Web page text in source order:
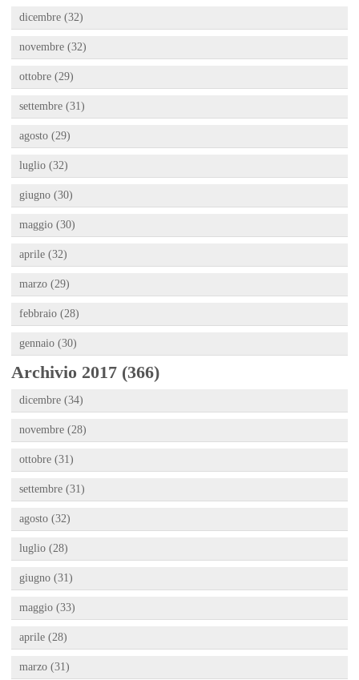
dicembre (32)
novembre (32)
ottobre (29)
settembre (31)
agosto (29)
luglio (32)
giugno (30)
maggio (30)
aprile (32)
marzo (29)
febbraio (28)
gennaio (30)
Archivio 2017 (366)
dicembre (34)
novembre (28)
ottobre (31)
settembre (31)
agosto (32)
luglio (28)
giugno (31)
maggio (33)
aprile (28)
marzo (31)